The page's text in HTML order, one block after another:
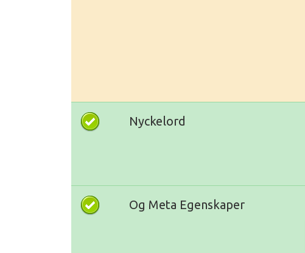
Nyckelord
Og Meta Egenskaper